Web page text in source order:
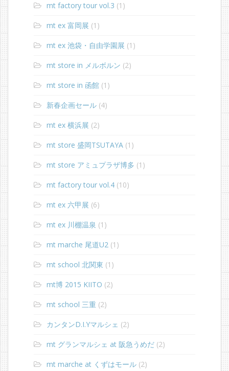
mt factory tour vol.3 (1)
mt ex 富岡展 (1)
mt ex 池袋・自由学園展 (1)
mt store in メルボルン (2)
mt store in 函館 (1)
新春企画セール (4)
mt ex 横浜展 (2)
mt store 盛岡TSUTAYA (1)
mt store アミュプラザ博多 (1)
mt factory tour vol.4 (10)
mt ex 六甲展 (6)
mt ex 川棚温泉 (1)
mt marche 尾道U2 (1)
mt school 北関東 (1)
mt博 2015 KIITO (2)
mt school 三重 (2)
カンタンD.I.Yマルシェ (2)
mt グランマルシェ at 阪急うめだ (2)
mt marche at くずはモール (2)